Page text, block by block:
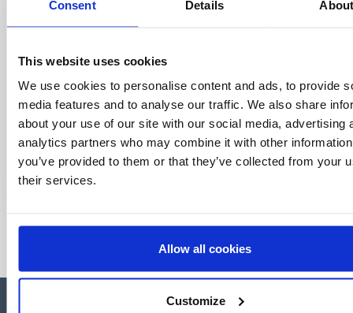
Consent Details About
This website uses cookies
We use cookies to personalise content and ads, to provide
media features and to analyse our traffic. We also share
about your use of our site with our social media, advertising
analytics partners who may combine it with other
you’ve provided to them or that they’ve collected from your
their services.
Allow all cookies
Customize